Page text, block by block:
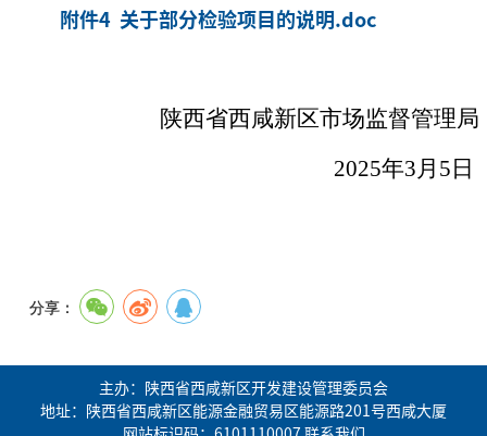
附件4 关于部分检验项目的说明.doc
陕西省西咸新区市场监督管理局
2025年3月5日
分享：
主办：陕西省西咸新区开发建设管理委员会
地址：陕西省西咸新区能源金融贸易区能源路201号西咸大厦